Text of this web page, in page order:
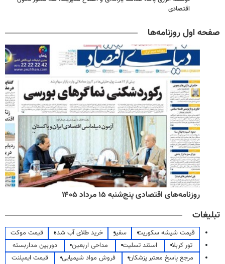
اقتصادی
صفحه اول روزنامه‌ها
روزنامه‌های اقتصادی پنج‌شنبه ۱۵ مرداد ۱۴۰۵
تبلیغات
قیمت شیشه سکوریت سفیر خرید طلای آب شده
قیمت موکت
تور کربلا
استند تسلیت مداحی اربعین
دوربین مداربسته
مرجع پاسخ معتبر پزشکان
فروش مواد شیمیایی
قیمت ایمپلنت